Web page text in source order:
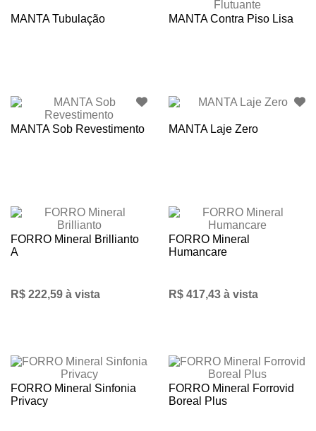
MANTA Tubulação MANTA Contra Piso Lisa
MANTA Sob Revestimento MANTA Laje Zero
FORRO Mineral Brillianto
A
R$ 222,59 à vista
FORRO Mineral
Humancare
R$ 417,43 à vista
FORRO Mineral Sinfonia
Privacy
FORRO Mineral Forrovid
Boreal Plus